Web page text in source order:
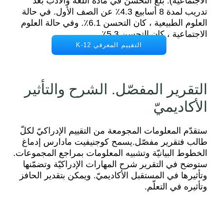
تدريب لمدة 8 أسابيع 4.3٪ عن الصف الأول. في حالة
العلوم الطبيعية ، كان التحسن 6.1٪. وفي حالة العلوم
الاجتماعية ، كان التحسن 5.3٪.
التقييم المعرفي K-12
التقرير المفصّل. الشرح والتأثير
الأكاديميّ
ستقدّم المعلومات المجومعة من التقييم الإدراكيّ لكلّ
طالب فتقرير مفصّل.يسمح كوجنيفيت مادارس إدماغ
الخطوط البيانيّة وتشبيه المعلومات بمراجع المجموعات.
ستوضح في التقرير شرح المهارات الإدراكيّة وتضمّنها
وتأثيرها في المستقبل الأكاديميّ. ويمكن بتقدير الحافز
وتأثيره في التعلّم.